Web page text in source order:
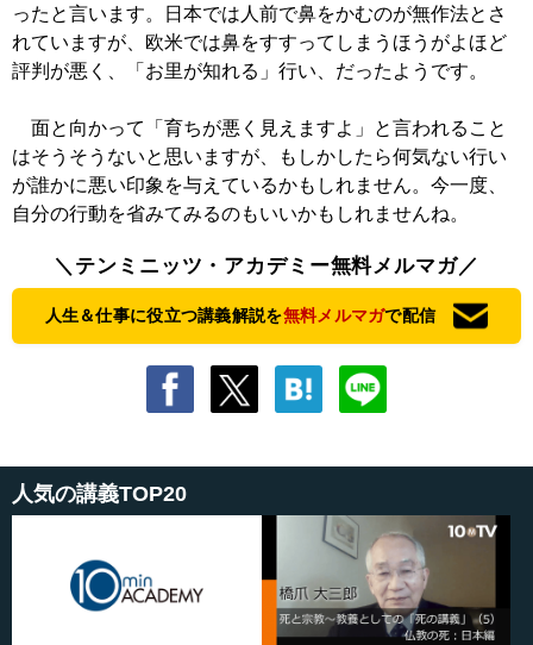
ったと言います。日本では人前で鼻をかむのが無作法とさ
れていますが、欧米では鼻をすすってしまうほうがよほど
評判が悪く、「お里が知れる」行い、だったようです。
面と向かって「育ちが悪く見えますよ」と言われること
はそうそうないと思いますが、もしかしたら何気ない行い
が誰かに悪い印象を与えているかもしれません。今一度、
自分の行動を省みてみるのもいいかもしれませんね。
＼テンミニッツ・アカデミー無料メルマガ／
人生＆仕事に役立つ講義解説を無料メルマガで配信
人気の講義TOP20